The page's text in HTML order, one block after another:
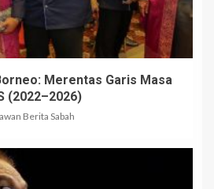
Merentas Garis Masa
(2022–2026)
Berita Sabah